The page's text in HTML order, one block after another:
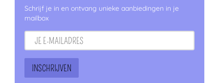
Schrijf je in en ontvang unieke aanbiedingen in je
mailbox